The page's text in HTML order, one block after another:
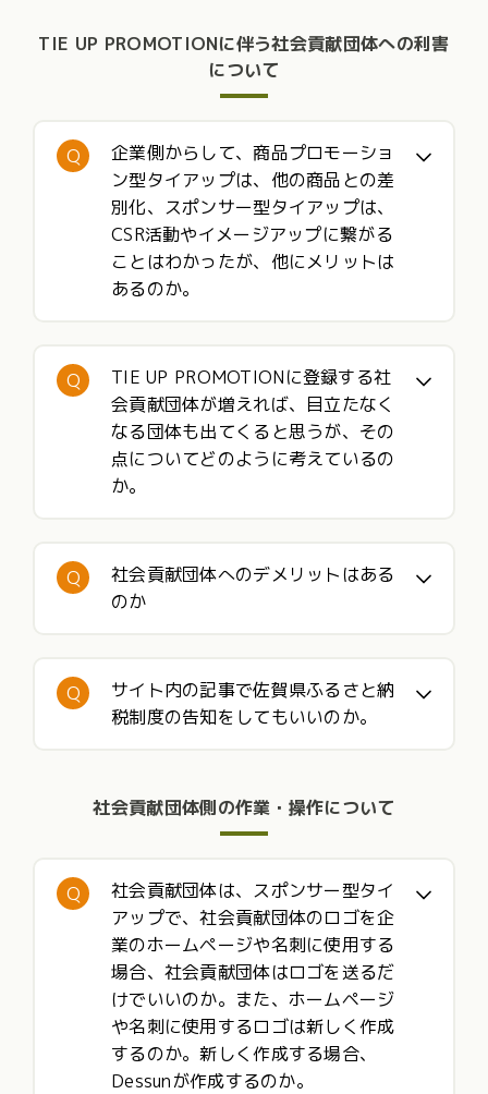
TIE UP PROMOTIONに伴う社会貢献団体への利害
について
Q
企業側からして、商品プロモーショ
ン型タイアップは、他の商品との差
別化、スポンサー型タイアップは、
CSR活動やイメージアップに繋がる
ことはわかったが、他にメリットは
あるのか。
Q
TIE UP PROMOTIONに登録する社
会貢献団体が増えれば、目立たなく
なる団体も出てくると思うが、その
点についてどのように考えているの
か。
Q
社会貢献団体へのデメリットはある
のか
Q
サイト内の記事で佐賀県ふるさと納
税制度の告知をしてもいいのか。
社会貢献団体側の作業・操作について
Q
社会貢献団体は、スポンサー型タイ
アップで、社会貢献団体のロゴを企
業のホームページや名刺に使用する
場合、社会貢献団体はロゴを送るだ
けでいいのか。また、ホームページ
や名刺に使用するロゴは新しく作成
するのか。新しく作成する場合、
Dessunが作成するのか。